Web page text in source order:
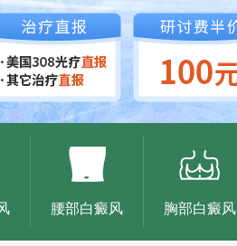
腰部白癜风 胸部白癜风